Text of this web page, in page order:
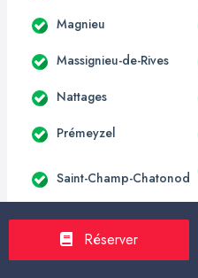
Magnieu
Massignieu-de-Rives
Nattages
Prémeyzel
Saint-Champ-Chatonod
Virignin
Biziat
Réserver